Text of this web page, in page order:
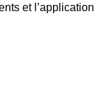
et l’application